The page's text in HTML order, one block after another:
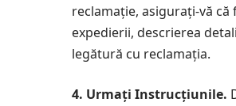
reclamație, asigurați-vă
expedierii, descrierea
legătură cu reclamația.
4. Urmați Instrucțiunile.